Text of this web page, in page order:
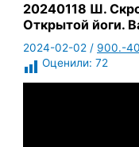
20240118 Ш.
Открытой йоги.
2024-02-02/ 900.-
Оценили: 72